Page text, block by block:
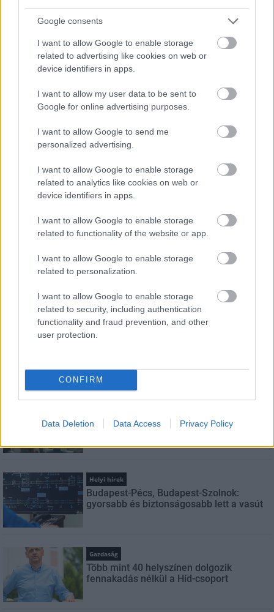
Google consents
I want to allow Google to enable storage
related to advertising like cookies on web or
device identifiers in apps.
I want to allow my user data to be sent to
Google for online advertising purposes.
I want to allow Google to send me
personalized advertising.
I want to allow Google to enable storage
related to analytics like cookies on web or
device identifiers in apps.
I want to allow Google to enable storage
related to functionality of the website or app.
I want to allow Google to enable storage
related to personalization.
I want to allow Google to enable storage
related to security, including authentication
functionality and fraud prevention, and other
user protection.
CONFIRM
Data Deletion Data Access Privacy Policy
Másfélszeresére bővítik
Hódmezővásárhely jó hírű református
Látványos építési szakasz indult be a
HÍRLEVÉL
szabályzatot!
FELIRATKOZÁS
LEGNÉZETTEBB
Indul a diákok pénzügyi ismereteit
erősítő Pénz7 programsorozat
Helyi hírek
Budapest-Pécs, Budapest-Szolnok:
gyorsabb és biztonságosabb lett a vasút
Gazdaság
Több mint 40 helyszínen dolgozik
fennakadás nélkül a Híd-csoport